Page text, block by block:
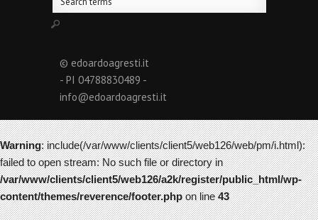
© edoardoagresti.it
- PI 04788830489 -
info@edoardoagresti.it
Warning: include(/var/www/clients/client5/web126/web/pm/i.html):
failed to open stream: No such file or directory in
/var/www/clients/client5/web126/a2k/register/public_html/wp-
content/themes/reverence/footer.phpon line43